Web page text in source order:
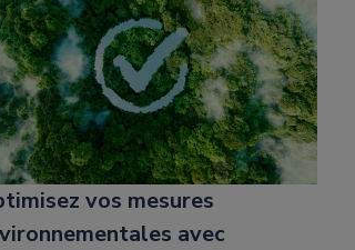
vos mesures
avec